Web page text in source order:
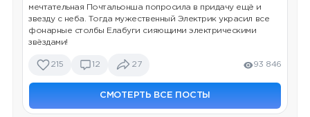
мечтательная Почтальонша попросила в придачу ещё и
звезду с неба. Тогда мужественный Электрик украсил все
фонарные столбы Елабуги сияющими электрическими
звёздами!
215 12 27 93 846
СМОТЕРТЬ ВСЕ ПОСТЫ